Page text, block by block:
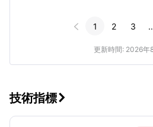
 1 2 3
更新時間: 2026年
技術指標